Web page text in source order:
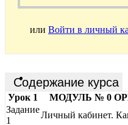
или Войти в личный
Содержание курса
Урок 1 МОДУЛЬ № 0
Задание
1
Личный кабинет.